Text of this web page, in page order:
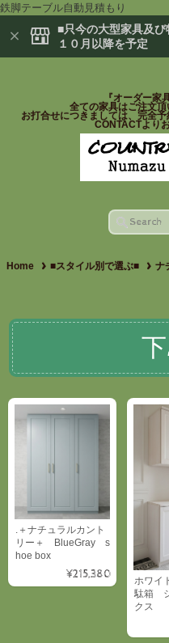
鉄脚テーブル自動見積もり
■只今の大型家具及
１０月以降を予定
『オーダー家
全ての家具はご注文頂
お打合せにつきましては、完全
CONTACTより
Home ■スタイル別で選ぶ■ ナ
.＋ナチュラルカント
リー＋ BlueGray s
hoe box
¥215,380
ホワイ
駄箱
クス